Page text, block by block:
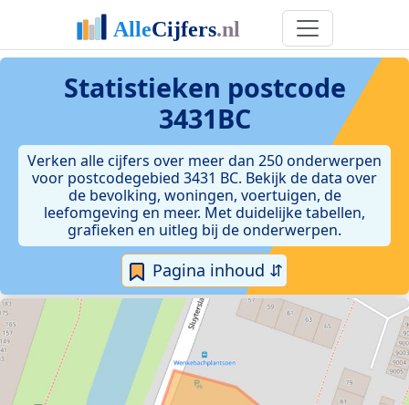
Statistieken postcode
3431BC
Verken alle cijfers over meer dan 250 onderwerpen
voor postcodegebied 3431 BC. Bekijk de data over
de bevolking, woningen, voertuigen, de
leefomgeving en meer. Met duidelijke tabellen,
grafieken en uitleg bij de onderwerpen.
Pagina inhoud ⇵